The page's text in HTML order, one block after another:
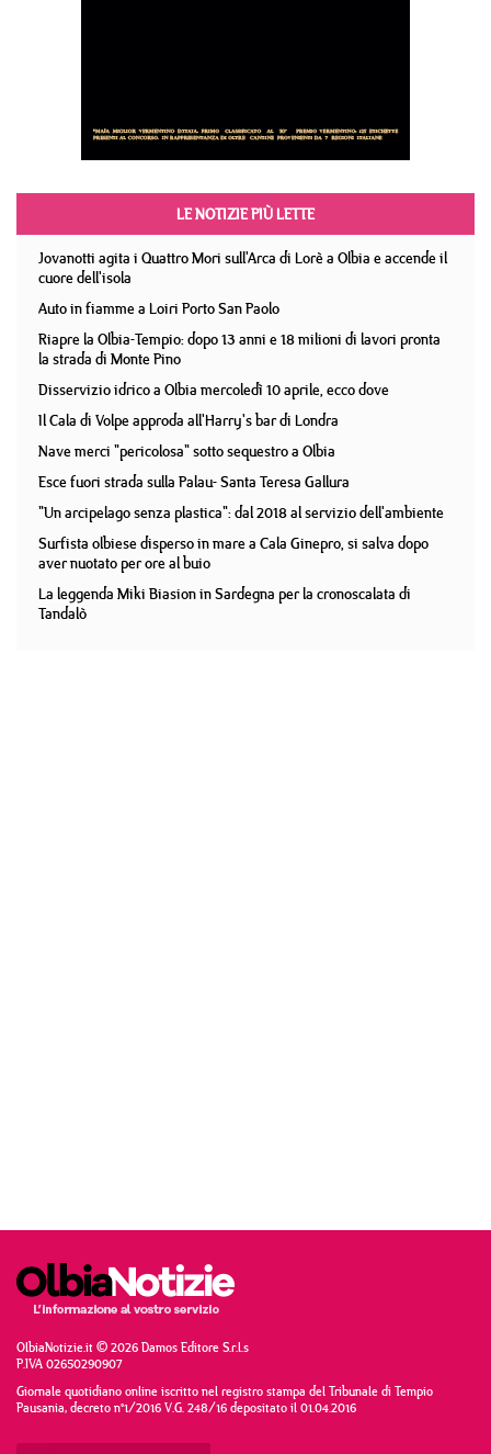
LE NOTIZIE PIÙ LETTE
Jovanotti agita i Quattro Mori sull'Arca di Lorè a Olbia e accende il
cuore dell'isola
Auto in fiamme a Loiri Porto San Paolo
Riapre la Olbia-Tempio: dopo 13 anni e 18 milioni di lavori pronta
la strada di Monte Pino
Disservizio idrico a Olbia mercoledì 10 aprile, ecco dove
Il Cala di Volpe approda all'Harry's bar di Londra
Nave merci "pericolosa" sotto sequestro a Olbia
Esce fuori strada sulla Palau- Santa Teresa Gallura
"Un arcipelago senza plastica": dal 2018 al servizio dell'ambiente
Surfista olbiese disperso in mare a Cala Ginepro, si salva dopo
aver nuotato per ore al buio
La leggenda Miki Biasion in Sardegna per la cronoscalata di
Tandalò
OlbiaNotizie.it © 2026 Damos Editore S.r.l.s
P.IVA 02650290907
Giornale quotidiano online iscritto nel registro stampa del Tribunale di Tempio
Pausania, decreto n°1/2016 V.G. 248/16 depositato il 01.04.2016